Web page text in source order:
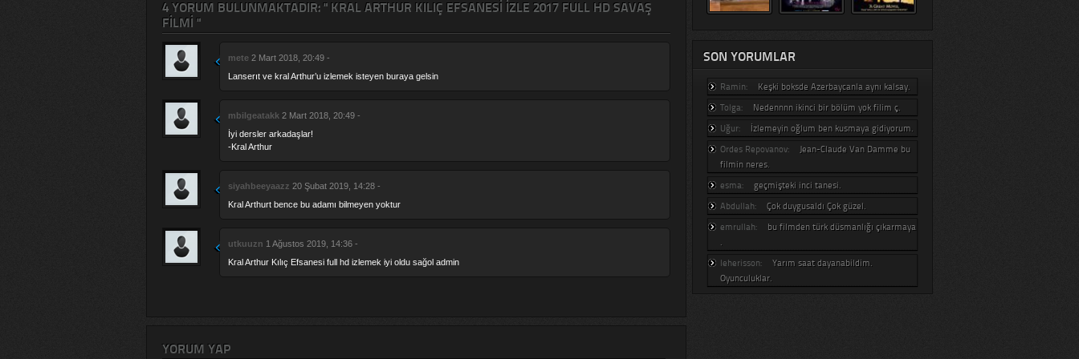
4 YORUM BULUNMAKTADIR: " KRAL ARTHUR KILIÇ EFSANESI IZLE 2017 FULL HD SAVAŞ
FILMI "
mete 2 Mart 2018, 20:49 -
Lanserıt ve kral Arthur’u izlemek isteyen buraya gelsin
mbilgeatakk 2 Mart 2018, 20:49 -
İyi dersler arkadaşlar!
-Kral Arthur
siyahbeeyaazz 20 Şubat 2019, 14:28 -
Kral Arthurt bence bu adamı bilmeyen yoktur
utkuuzn 1 Ağustos 2019, 14:36 -
Kral Arthur Kılıç Efsanesi full hd izlemek iyi oldu sağol admin
YORUM YAP
SON YORUMLAR
Ramin:
Keşki boksde Azerbaycanla aynı kalsay.
Tolga:
Nedennnn ikinci bir bölüm yok filim ç.
Uğur:
İzlemeyin oğlum ben kusmaya gidiyorum.
Ordes Repovanov:
Jean-Claude Van Damme bu
filmin neres.
esma:
geçmişteki inci tanesi.
Abdullah:
Çok duygusaldı Çok güzel.
emrullah:
bu filmden türk düsmanlığı çıkarmaya
.
leherisson:
Yarım saat dayanabildim.
Oyunculuklar.